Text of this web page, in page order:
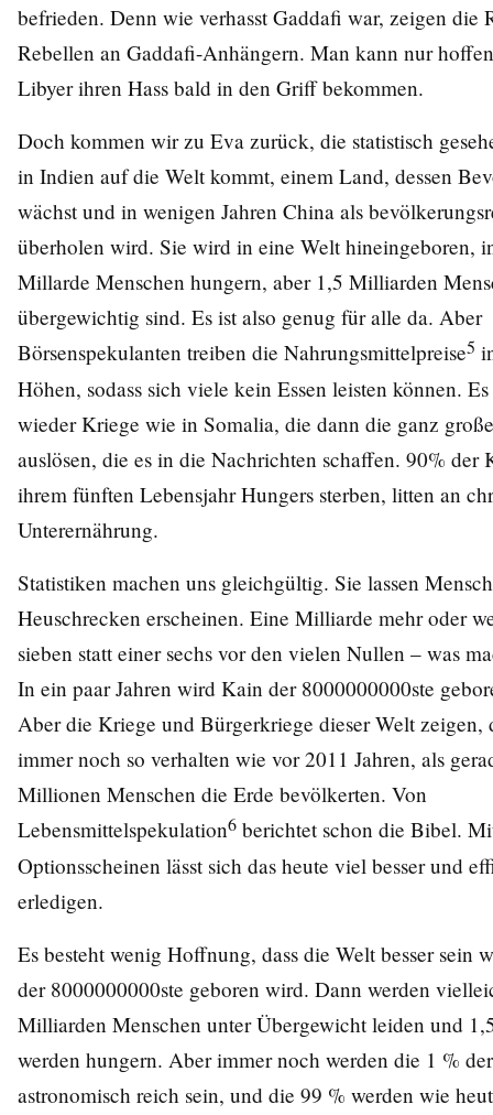
befrieden. Denn wie verhasst Gaddafi war, zeigen die
Rebellen an Gaddafi-Anhängern. Man kann nur
Libyer ihren Hass bald in den Griff bekommen.
Doch kommen wir zu Eva zurück, die statistisch
in Indien auf die Welt kommt, einem Land, dessen
wächst und in wenigen Jahren China als
überholen wird. Sie wird in eine Welt hineingeboren,
Millarde Menschen hungern, aber 1,5 Milliarden
übergewichtig sind. Es ist also genug für alle da. Aber
Börsenspekulanten treiben die Nahrungsmittelpreise5
Höhen, sodass sich viele kein Essen leisten können.
wieder Kriege wie in Somalia, die dann die ganz
auslösen, die es in die Nachrichten schaffen. 90% der
ihrem fünften Lebensjahr Hungers sterben, litten an
Unterernährung.
Statistiken machen uns gleichgültig. Sie lassen
Heuschrecken erscheinen. Eine Milliarde mehr oder
sieben statt einer sechs vor den vielen Nullen – was
In ein paar Jahren wird Kain der 8000000000ste
Aber die Kriege und Bürgerkriege dieser Welt zeigen,
immer noch so verhalten wie vor 2011 Jahren, als
Millionen Menschen die Erde bevölkerten. Von
Lebensmittelspekulation6 berichtet schon die Bibel.
Optionsscheinen lässt sich das heute viel besser und
erledigen.
Es besteht wenig Hoffnung, dass die Welt besser sein
der 8000000000ste geboren wird. Dann werden
Milliarden Menschen unter Übergewicht leiden und
werden hungern. Aber immer noch werden die 1 %
astronomisch reich sein, und die 99 % werden wie